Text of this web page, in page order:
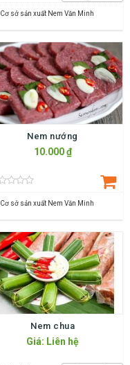
Cơ sở sản xuất Nem Văn Minh
Nem nướng
10.000 ₫
Cơ sở sản xuất Nem Văn Minh
Nem chua
Giá: Liên hệ